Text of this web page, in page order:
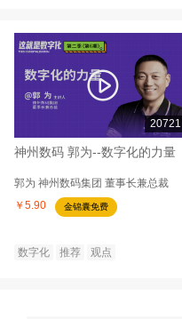
20721
神州数码 郭为--数字化的力量
郭为 神州数码集团 董事长兼总裁
￥5.90
金锦囊免费
数字化 推荐 观点